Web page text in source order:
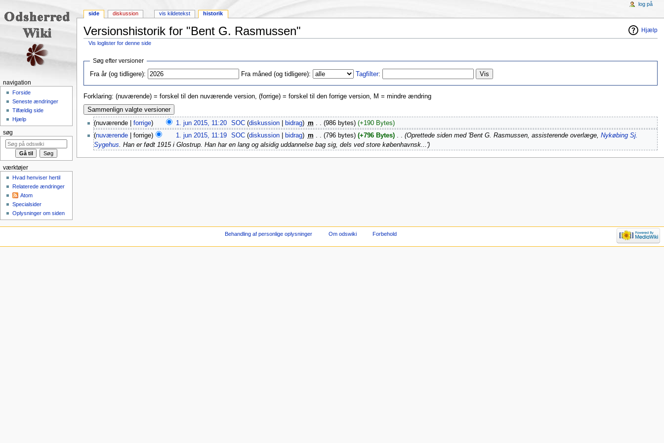
Hjælp
Versionshistorik for "Bent G. Rasmussen"
Vis loglister for denne side
Søg efter versioner
Fra år (og tidligere):
Fra måned (og tidligere): Tagfilter:
Forklaring: (nuværende) = forskel til den nuværende version, (forrige) = forskel til den forrige version, M = mindre ændring
(nuværende | forrige) 1. jun 2015, 11:20‎ SOC (diskussion bidrag) m . . (986 bytes) (+190 Bytes)
(nuværende| forrige) 1. jun 2015, 11:19‎ SOC (diskussion bidrag) m . . (796 bytes) (+796 Bytes)‎ . . (Oprettede siden med 'Bent G. Rasmussen, assisterende overlæge, Nykøbing Sj.
Sygehus. Han er født 1915 i Glostrup. Han har en lang og alsidig uddannelse bag sig, dels ved store københavnsk...')
side diskussion vis kildetekst historik
log på
navigation
Forside
Seneste ændringer
Tilfældig side
Hjælp
søg
værktøjer
Hvad henviser hertil
Relaterede ændringer
Atom
Specialsider
Oplysninger om siden
Behandling af personlige oplysninger Om odswiki Forbehold